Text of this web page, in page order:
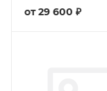
от29 600 ₽